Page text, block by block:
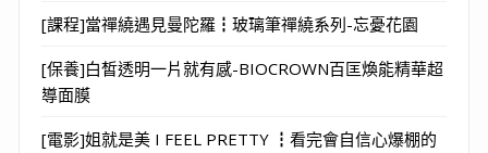
[課程]當禪繞遇見曼陀羅┇玻璃筆禪繞系列-忘憂花園
[保養]白皙透明一片就有感-BIOCROWN百匡煥能精華超
導面膜
[電影]姐就是美 I FEEL PRETTY ┇看完會自信心爆棚的